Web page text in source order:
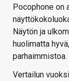
Pocophone on
Näytön ja
huolimatta
parhaimmistoa.
Vertailun